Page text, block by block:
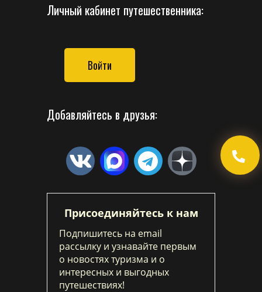
Личный кабинет путешественника:
Войти
Добавляйтесь в друзья:
Присоединяйтесь к нам
Подпишитесь на email
рассылку и узнавайте первым
о новостях туризма и о
интересных и выгодных
путешествиях!